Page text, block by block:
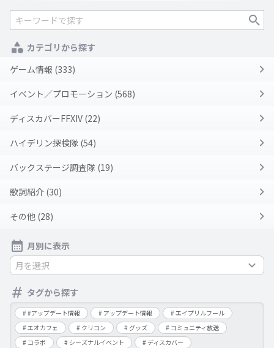
カテゴリから探す
ゲーム情報 (333)
イベント／プロモーション (568)
ディスカバーFFXIV (22)
ハイデリン探検隊 (54)
バックステージ調査隊 (19)
歌詞紹介 (30)
その他 (28)
月別に表示
月を選択
タグから探す
#アップデート情報 アップデート情報
エイプリルフール
エオカフェ
クリコン グッズ
コミュニティ放送
コラボ
シーズナルイベント
ディスカバー